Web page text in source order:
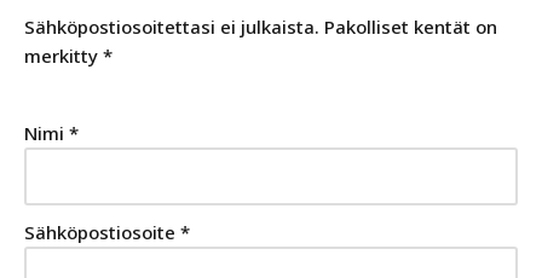
Sähköpostiosoitettasi ei julkaista. Pakolliset kentät on
merkitty *
Nimi *
Sähköpostiosoite *